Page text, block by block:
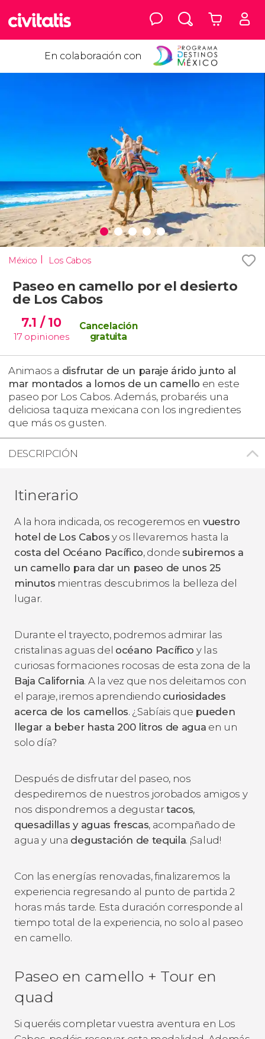
En colaboración con
México Los Cabos
Paseo en camello por el desierto
de Los Cabos
7.1 / 10
17 opiniones
Cancelación
gratuita
Animaos a disfrutar de un paraje árido junto al
mar montados a lomos de un camello en este
paseo por Los Cabos. Además, probaréis una
deliciosa taquiza mexicana con los ingredientes
que más os gusten.
DESCRIPCIÓN
Itinerario
A la hora indicada, os recogeremos en vuestro
hotel de Los Cabos y os llevaremos hasta la
costa del Océano Pacífico, donde subiremos a
un camello para dar un paseo de unos 25
minutos mientras descubrimos la belleza del
lugar.
Durante el trayecto, podremos admirar las
cristalinas aguas del océano Pacífico y las
curiosas formaciones rocosas de esta zona de la
Baja California. A la vez que nos deleitamos con
el paraje, iremos aprendiendo curiosidades
acerca de los camellos. ¿Sabíais que pueden
llegar a beber hasta 200 litros de agua en un
solo día?
Después de disfrutar del paseo, nos
despediremos de nuestros jorobados amigos y
nos dispondremos a degustartacos,
quesadillas y aguas frescas, acompañado de
agua y una degustación de tequila. ¡Salud!
Con las energías renovadas, finalizaremos la
experiencia regresando al punto de partida 2
horas más tarde. Esta duración corresponde al
tiempo total de la experiencia, no solo al paseo
en camello.
Paseo en camello + Tour en
quad
Si queréis completar vuestra aventura en Los